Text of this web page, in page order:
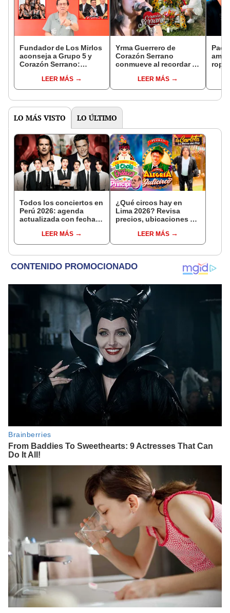
Fundador de Los Mirlos
aconseja a Grupo 5 y
Corazón Serrano:
bonitas, pero hay
muchos grupos como
LEER MÁS
Yrma Guerrero de
Corazón Serrano
conmueve al recordar a
Guerrero al cumplirse 11
años de su fallecimiento
LEER MÁS
ropa
vi”
LO MÁS VISTO LO ÚLTIMO
Todos los conciertos en
Perú 2026: agenda
actualizada con fechas,
LEER MÁS
¿Qué circos hay en
Lima 2026? Revisa
precios, ubicaciones y
LEER MÁS